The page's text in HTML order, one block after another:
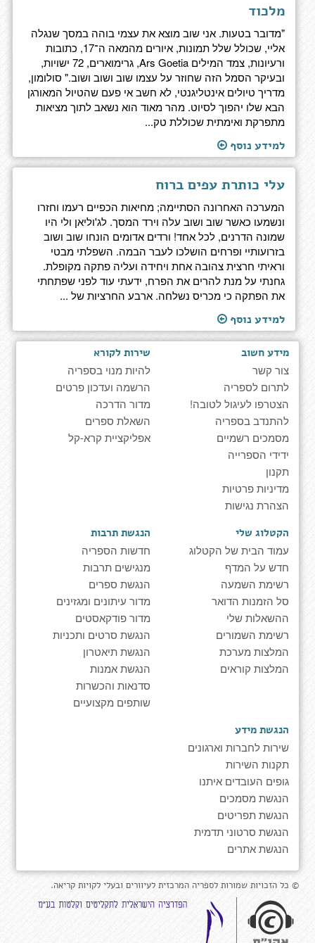
מלכוד
"מדובר בטעות. אני שוב מוצא את עצמי בוהה במסך שנגלה
אליי, שכולל שלל תמונות, איורים מהמאה ה־17, כתובות
ורעיונות, צמד המילים Ars Goetia, גרימוארים, 72 ישויות,
ובעיקר הסמל הזה שחוזר על עצמו שוב ושוב ושוב." סולומון,
מדריך טיולים אינטליגנטי, לא חשב אי פעם שהטיול המאורגן
הבא שלו יהפוך לסיוט. מהר מאוד הוא נשאב לתוך מציאות
מתפרקת ואימתית שכוללת טק...
למידע נוסף
עלי כותרת עפים ברוח
המערכה האחרונה הסתיימה; מחיאות הכפיים רעמו וחזרו
ונשמעו כאשר שוב ושוב עלה וירד המסך. לג'וליאן ולי היו
שמונה הדרנים, לכל אחד! ורדים אדומים הונחו שוב ושוב
בזרועותיי ופרחים הושלכו לעבר הבמה. השפלתי מבטי
וראיתי חרצית צהובה אחת ויחידה ועליה פתקה מקופלת.
גחנתי על מנת להרים את הפרח, ידעתי עוד לפני שפתחתי
את הפתקה כי מכריס נשלחה. ארבע החרציות של ...
למידע נוסף
מידע חשוב
צור קשר
לתרום לספריה
הצטרפו לעיגול לטובה!
להתנדב בספריה
מסמכים רשמיים
ידידי הספרייה
תקנון
מדיניות פרטיות
הצהרת נגישות
שירות לקורא
להיות מנוי בספריה
הרשמה ועדכון פרטים
מדור הדרכה
השאלת ספרים
אפליקציית קרא-קל
הקטלוג שלי
עמוד הבית של הקטלוג
חדש על המדף
רשימת השמעה
סל הזמנות הדואר
ההשאלות שלי
רשימת השמורים
המלצות מערכת
המלצות קוראים
הנגשת תרבות
חדשות הספריה
מנגישים תרבות
הנגשת ספרים
מדור עיתונים ומגזינים
מדור פודקאסטים
הנגשת סרטים ותכניות
הנגשת תיאטרון
הנגשת אמנות
סדנאות והכשרות
שותפים מקצועיים
הנגשת מידע
שירות לחברות וארגונים
תקנות השירות
גופים העובדים איתנו
הנגשת מסמכים
הנגשת תפריטים
הנגשת סרטוני תדמית
הנגשת אתרים
© כל הזכויות שמורות לספריה המרכזית לעיוורים ובעלי לקויות קריאה.